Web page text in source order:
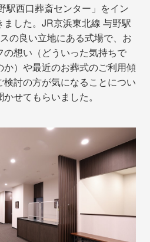
駅西口葬斎センター」をイン
した。JR京浜東北線 与野駅
の良い立地にある式場で、お
想い（どういった気持ちで
）や最近のお葬式のご利用傾
討の方が気になることについ
せてもらいました。